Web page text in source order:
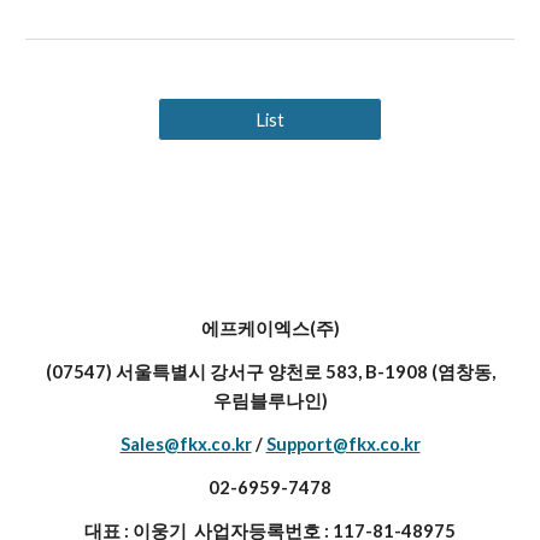
List
에프케이엑스(주)
(07547) 서울특별시 강서구 양천로 583, B-1908 (염창동,
우림블루나인)
Sales@fkx.co.kr/Support@fkx.co.kr
02-6959-7478
대표 : 이웅기 사업자등록번호 : 117-81-48975